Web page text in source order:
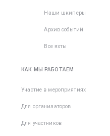
Наши шкиперы
Архив событий
Все яхты
КАК МЫ РАБОТАЕМ
Участие в мероприятиях
Для организаторов
Для участников